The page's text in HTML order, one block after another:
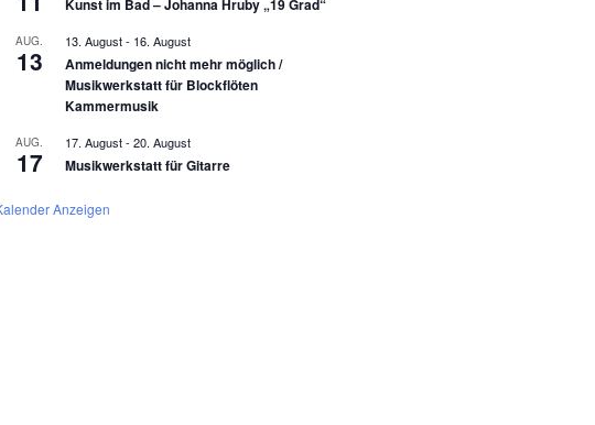
Kunst im Bad – Johanna Hruby „19 Grad“
AUG.
13
13. August- 16. August
Anmeldungen nicht mehr möglich /
Musikwerkstatt für Blockflöten
Kammermusik
AUG.
17
17. August- 20. August
Musikwerkstatt für Gitarre
Anzeigen